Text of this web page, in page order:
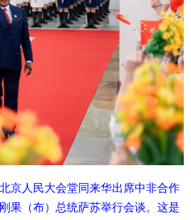
京人民大会堂同来华出席中非合作
果（布）总统萨苏举行会谈。这是